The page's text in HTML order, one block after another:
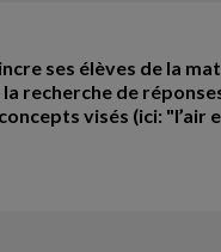
ses élèves de la
recherche de
visés (ici: "l’air